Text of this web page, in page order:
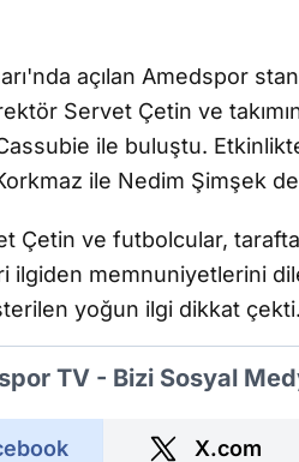
açılan Amedspor
Servet Çetin ve
ile buluştu.
ile Nedim Şimşek
Çetin ve futbolcular,
ilgiden memnuniyetlerini
yoğun ilgi dikkat çekti.
TV - Bizi Sosyal
X.com